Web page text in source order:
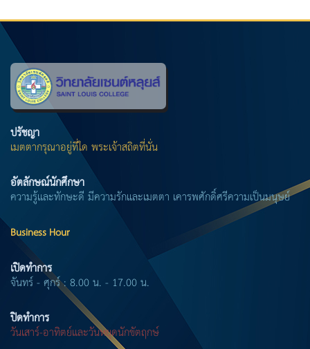
ปรัชญา
เมตตากรุณาอยู่ที่ใด พระเจ้าสถิตที่นั่น
อัตลักษณ์นักศึกษา
ความรู้และทักษะดี มีความรักและเมตตา เคารพศักดิ์ศรีความเป็นมนุษย์
Business Hour
เปิดทำการ
จันทร์ - ศุกร์ : 8.00 น. - 17.00 น.
ปิดทำการ
วันเสาร์-อาทิตย์และวันหยุดนักขัตฤกษ์